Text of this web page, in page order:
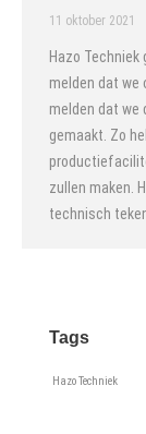
11 oktober 2021
Hazo Techniek
melden dat
melden dat we
gemaakt. Zo
zullen maken.
technisch
Tags
Hazo Techniek